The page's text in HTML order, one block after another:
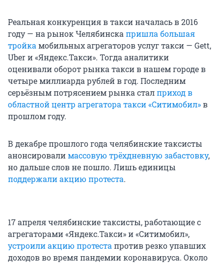
Реальная конкуренция в такси началась в 2016
году — на рынок Челябинска пришла большая
тройка мобильных агрегаторов услуг такси — Gett,
Uber и «Яндекс.Такси». Тогда аналитики
оценивали оборот рынка такси в нашем городе в
четыре миллиарда рублей в год. Последним
серьёзным потрясением рынка сталприход в
областной центр агрегатора такси «Ситимобил»в
прошлом году.
В декабре прошлого года челябинские таксисты
анонсировалимассовую трёхдневную забастовку,
но дальше слов не пошло. Лишь единицы
поддержали акцию протеста.
17 апреля челябинские таксисты, работающие с
агрегаторами «Яндекс.Такси» и «Ситимобил»,
устроили акцию протеста против резко упавших
доходов во время пандемии коронавируса. Около